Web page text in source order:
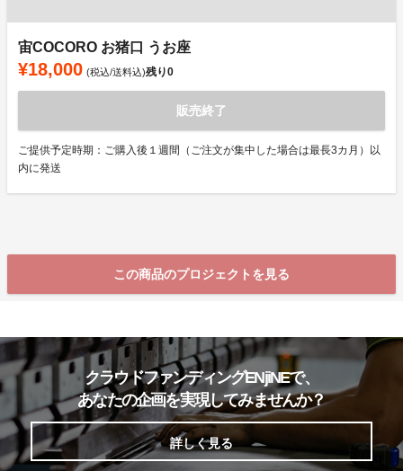
宙COCORO お猪口 うお座
¥18,000 (税込/送料込)残り0
販売終了
ご提供予定時期：ご購入後１週間（ご注文が集中した場合は最長3カ月）以
内に発送
この商品のプロジェクトを見る
クラウドファンディングENjiNEで、
あなたの企画を実現してみませんか？
詳しく見る